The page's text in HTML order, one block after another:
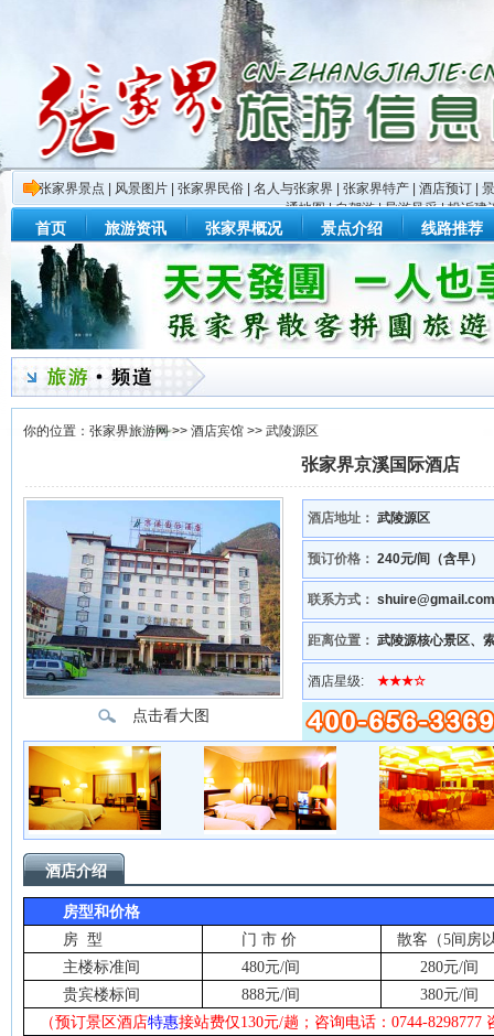
张家界景点 风景图片 张家界民俗 名人与张家界 张家界特产 酒店预订
通地图|自驾游|导游风采|投诉建
首页 旅游资讯 张家界概况 景点介绍 线路推荐
你的位置： 张家界旅游网>> 酒店宾馆 >> 武陵源区
张家界京溪国际酒店
点击看大图
酒店地址： 武陵源区
预订价格： 240元/间（含早）
联系方式：
距离位置： 武陵源核心景区、
酒店星级: ★★★☆
酒店介绍
房型和价格
房 型 门 市 价 散客（5间房
主楼标准间
480元/间 280元/间
贵宾楼标间
888元/间 380元/间
（预订景区酒店特惠接站费仅130元/趟；咨询电话：0744-8298777